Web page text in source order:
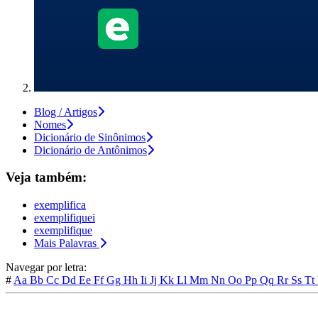
Blog / Artigos
Nomes
Dicionário de Sinônimos
Dicionário de Antônimos
Veja também:
exemplifica
exemplifiquei
exemplifique
Mais Palavras
Navegar por letra:
# Aa Bb Cc Dd Ee FfGg Hh Ii Jj Kk Ll Mm Nn Oo Pp Qq Rr Ss Tt